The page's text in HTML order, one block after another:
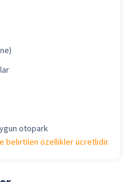
otopark
belirtilen özellikler ücretlidir.